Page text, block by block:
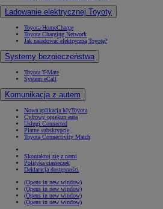
Ładowanie elektrycznej Toyoty
Toyota HomeCharge
Toyota Charging Network
Jak naładować elektryczną Toyotę?
Systemy bezpieczeństwa
Toyota T-Mate
System eCall
Komunikacja z autem
Nowa aplikacja MyToyota
Cyfrowy opiekun auta
Usługi Connected
Płatne subskrypcje
Toyota Connectivity Match
Skontaktuj się z nami
Polityka ciasteczek
Deklaracja dostępności
(Opens in new window)
(Opens in new window)
(Opens in new window)
(Opens in new window)